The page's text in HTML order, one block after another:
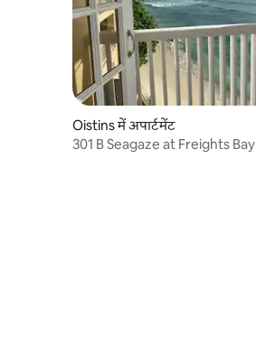
Oistins में अपार्टमेंट
301 B Seagaze at Freights Bay